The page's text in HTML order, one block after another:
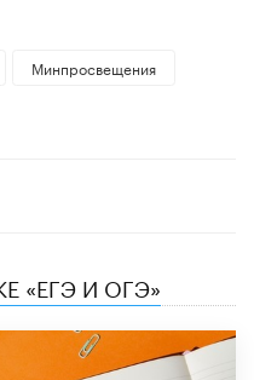
Минпросвещения
«ЕГЭ И ОГЭ»